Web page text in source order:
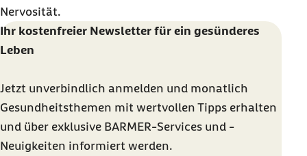
Nervosität.
Ihr kostenfreier Newsletter für ein gesünderes
Leben
Jetzt unverbindlich anmelden und monatlich
Gesundheitsthemen mit wertvollen Tipps erhalten
und über exklusive BARMER-Services und -
Neuigkeiten informiert werden.